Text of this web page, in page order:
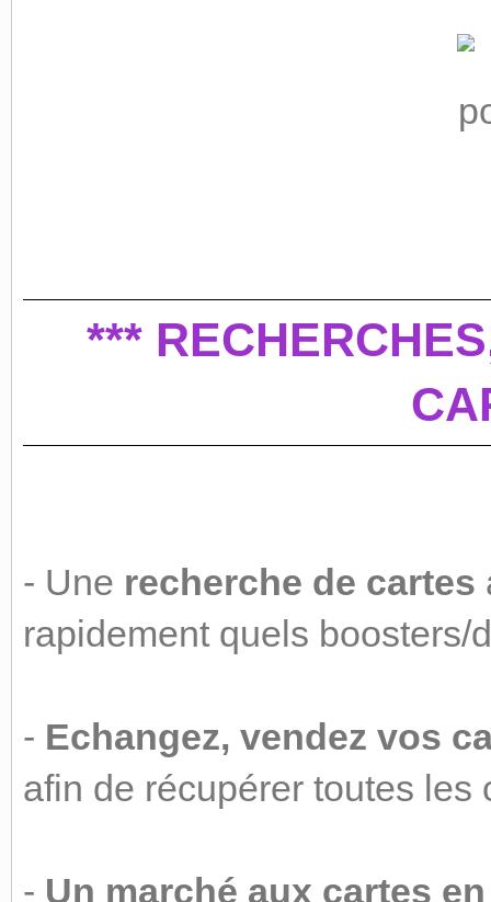
***
- Une recherche de cartes
rapidement quels boosters/
- Echangez, vendez vos
afin de récupérer toutes
- Un marché aux cartes